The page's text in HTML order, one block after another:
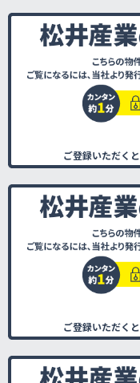
ご登録いただくと
ご登録いただくと